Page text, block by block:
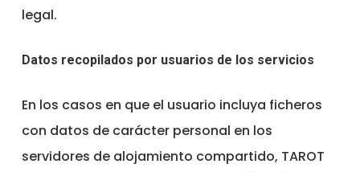
legal.
Datos recopilados por usuarios de los servicios
En los casos en que el usuario incluya ficheros
con datos de carácter personal en los
servidores de alojamiento compartido, TAROT